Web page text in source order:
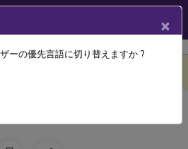
7 2511
でのTLSの有効化
×
ーの優先言語に切り替えますか ?